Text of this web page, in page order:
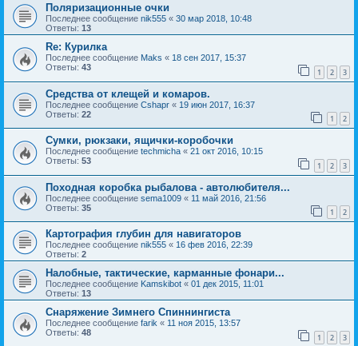
Поляризационные очки
Последнее сообщение nik555 « 30 мар 2018, 10:48
Ответы: 13
Re: Курилка
Последнее сообщение Maks « 18 сен 2017, 15:37
Ответы: 43 1 2 3
Средства от клещей и комаров.
Последнее сообщение Cshapr « 19 июн 2017, 16:37
Ответы: 22 1 2
Сумки, рюкзаки, ящички-коробочки
Последнее сообщение techmicha « 21 окт 2016, 10:15
Ответы: 53 1 2 3
Походная коробка рыбалова - автолюбителя...
Последнее сообщение sema1009 « 11 май 2016, 21:56
Ответы: 35 1 2
Картография глубин для навигаторов
Последнее сообщение nik555 « 16 фев 2016, 22:39
Ответы: 2
Налобные, тактические, карманные фонари...
Последнее сообщение Kamskibot « 01 дек 2015, 11:01
Ответы: 13
Снаряжение Зимнего Спиннингиста
Последнее сообщение farik « 11 ноя 2015, 13:57
Ответы: 48 1 2 3